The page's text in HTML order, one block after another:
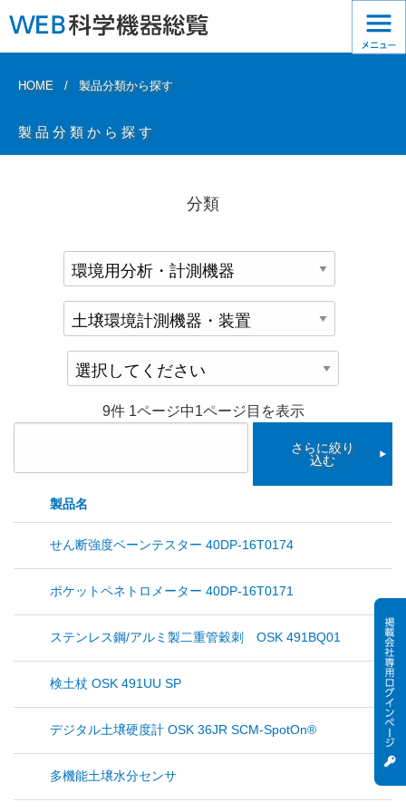
HOME 製品分類から探す
製品分類から探す
分類
9件 1ページ中1ページ目を表示
さらに絞り
込む
製品名
せん断強度ベーンテスター 40DP-16T0174
ポケットペネトロメーター 40DP-16T0171
ステンレス鋼/アルミ製二重管穀刺 OSK 491BQ01
検土杖 OSK 491UU SP
デジタル土壌硬度計 OSK 36JR SCM-SpotOn®
多機能土壌水分センサ